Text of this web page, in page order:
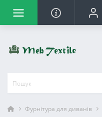
Фурнітура для диванів